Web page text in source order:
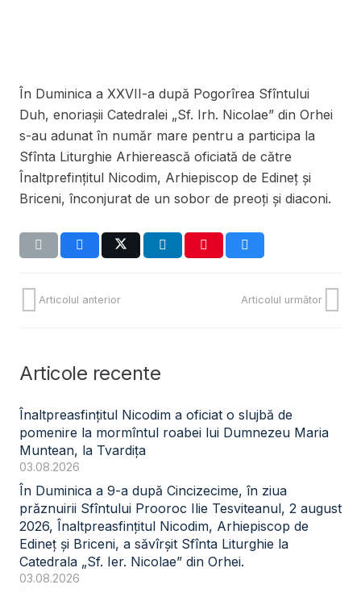
În Duminica a XXVII-a după Pogorîrea Sfîntului
Duh, enoriaşii Catedralei „Sf. Irh. Nicolae” din Orhei
s-au adunat în număr mare pentru a participa la
Sfînta Liturghie Arhierească oficiată de către
Înaltprefinţitul Nicodim, Arhiepiscop de Edineţ şi
Briceni, înconjurat de un sobor de preoţi şi diaconi.
Articolul anterior Articolul următor
Articole recente
Înaltpreasfințitul Nicodim a oficiat o slujbă de
pomenire la mormîntul roabei lui Dumnezeu Maria
Muntean, la Tvardița
03.08.2026
În Duminica a 9-a după Cincizecime, în ziua
prăznuirii Sfîntului Prooroc Ilie Tesviteanul, 2 august
2026, Înaltpreasfințitul Nicodim, Arhiepiscop de
Edineț și Briceni, a săvîrșit Sfînta Liturghie la
Catedrala „Sf. Ier. Nicolae” din Orhei.
03.08.2026